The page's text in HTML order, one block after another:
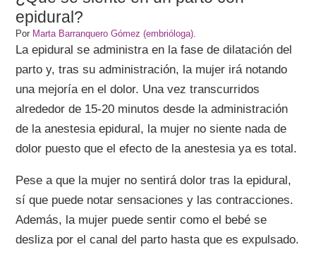
epidural?
Por Marta Barranquero Gómez (embrióloga).
La epidural se administra en la fase de dilatación del
parto y, tras su administración, la mujer irá notando
una mejoría en el dolor. Una vez transcurridos
alrededor de 15-20 minutos desde la administración
de la anestesia epidural, la mujer no siente nada de
dolor puesto que el efecto de la anestesia ya es total.
Pese a que la mujer no sentirá dolor tras la epidural,
sí que puede notar sensaciones y las contracciones.
Además, la mujer puede sentir como el bebé se
desliza por el canal del parto hasta que es expulsado.